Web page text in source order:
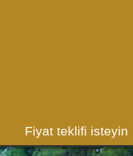
Fiyat teklifi isteyin